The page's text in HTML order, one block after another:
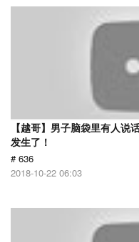
【越哥】男子脑袋里有人说
发生了！
# 636
2018-10-22 06:03